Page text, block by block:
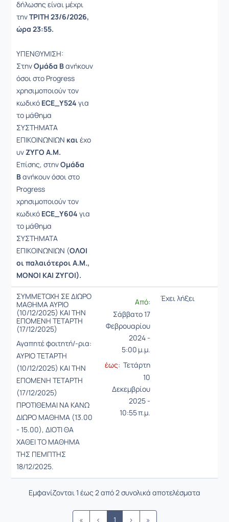
δήλωσης είναι μέχρι
τηνΤΡΙΤΗ 23/6/2026,
ώρα 23:55.
ΥΠΕΝΘΥΜΙΣΗ:
ΣτηνΟμάδα Βανήκουν
όσοι στο Progress
χρησιμοποιούν τον
κωδικό ECE Y524 για
το μάθημα
ΣΥΣΤΗΜΑΤΑ
ΕΠΙΚΟΙΝΩΝΙΩΝ και έχο
υν ΖΥΓΟ Α.Μ.
Επίσης, στηνΟμάδα
Βανήκουν όσοι στο
Progress
χρησιμοποιούν τον
κωδικό ECE Y604 για
το μάθημα
ΣΥΣΤΗΜΑΤΑ
ΕΠΙΚΟΙΝΩΝΙΩΝ (ΟΛΟΙ
οι παλαιότεροι Α.Μ.,
ΜΟΝΟΙ ΚΑΙ ΖΥΓΟΙ).
ΣΥΜΜΕΤΟΧΗ ΣΕ ΔΙΩΡΟ
ΜΑΘΗΜΑ ΑΥΡΙΟ
(10/12/2025) ΚΑΙ ΤΗΝ
ΕΠΟΜΕΝΗ ΤΕΤΑΡΤΗ
(17/12/2025)
Αγαπητέ φοιτητή/-ρια:
ΑΥΡΙΟ ΤΕΤΑΡΤΗ
(10/12/2025) ΚΑΙ ΤΗΝ
ΕΠΟΜΕΝΗ ΤΕΤΑΡΤΗ
(17/12/2025)
ΠΡΟΤΙΘΕΜΑΙ ΝΑ ΚΑΝΩ
ΔΙΩΡΟ ΜΑΘΗΜΑ (13.00
- 15.00), ΔΙΟΤΙ ΘΑ
ΧΑΘΕΙ ΤΟ ΜΑΘΗΜΑ
ΤΗΣ ΠΕΜΠΤΗΣ
18/12/2025.
Από:
Σάββατο 17
Φεβρουαρίου
2024 -
5:00 μ.μ.
έως: Τετάρτη
10
Δεκεμβρίου
2025 -
10:55 π.μ.
Έχει λήξει
Εμφανίζονται 1 έως 2 από 2 συνολικά αποτελέσματα
« ‹ 1 › »